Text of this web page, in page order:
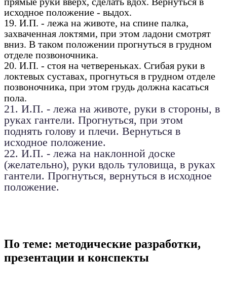
исходное положение - выдох.
19. И.П. - лежа на животе, на спине палка,
захваченная локтями, при этом ладони смотрят
вниз. В таком положении прогнуться в грудном
отделе позвоночника.
20. И.П. - стоя на четвереньках. Сгибая руки в
локтевых суставах, прогнуться в грудном отделе
позвоночника, при этом грудь должна касаться
пола.
21. И.П. - лежа на животе, руки в стороны, в
руках гантели. Прогнуться, при этом
поднять голову и плечи. Вернуться в
исходное положение.
22. И.П. - лежа на наклонной доске
(желательно), руки вдоль туловища, в руках
гантели. Прогнуться, вернуться в исходное
положение.
По теме: методические разработки,
презентации и конспекты